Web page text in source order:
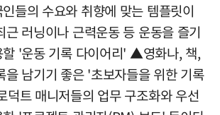
들의 수요와 취향에 맞는 템플릿이
근 러닝이나 근력운동 등 운동을 즐기
할 '운동 기록 다이어리' ▲영화나, 책,
을 남기기 좋은 '초보자들을 위한 기록
트 매니저들의 업무 구조화와 우선